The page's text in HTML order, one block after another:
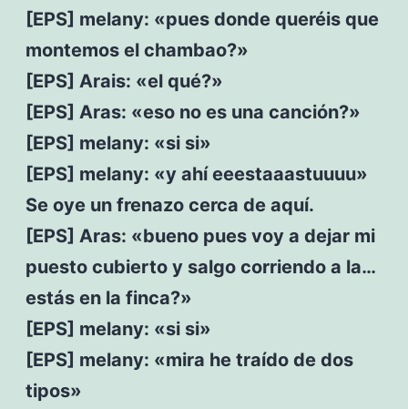
[EPS] melany: «pues donde queréis que
montemos el chambao?»
[EPS] Arais: «el qué?»
[EPS] Aras: «eso no es una canción?»
[EPS] melany: «si si»
[EPS] melany: «y ahí eeestaaastuuuu»
Se oye un frenazo cerca de aquí.
[EPS] Aras: «bueno pues voy a dejar mi
puesto cubierto y salgo corriendo a la…
estás en la finca?»
[EPS] melany: «si si»
[EPS] melany: «mira he traído de dos
tipos»